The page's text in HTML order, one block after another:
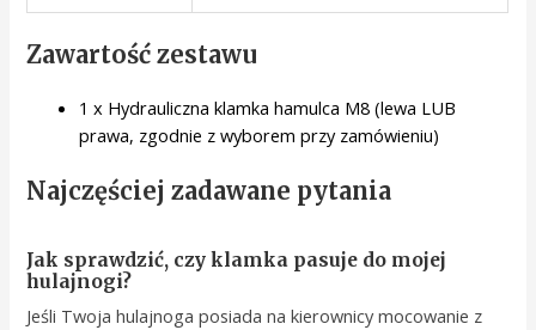
Zawartość zestawu
1 x Hydrauliczna klamka hamulca M8 (lewa LUB
prawa, zgodnie z wyborem przy zamówieniu)
Najczęściej zadawane pytania
Jak sprawdzić, czy klamka pasuje do mojej
hulajnogi?
Jeśli Twoja hulajnoga posiada na kierownicy mocowanie z